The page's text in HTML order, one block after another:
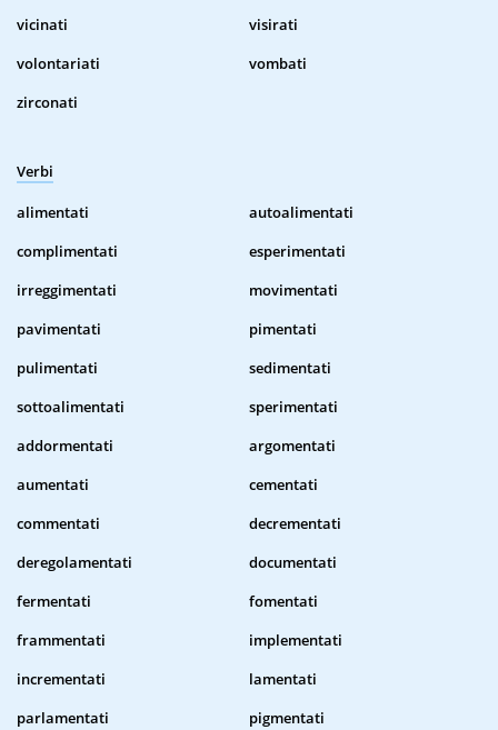
vicinati
visirati
volontariati
vombati
zirconati
Verbi
alimentati
autoalimentati
complimentati
esperimentati
irreggimentati
movimentati
pavimentati
pimentati
pulimentati
sedimentati
sottoalimentati
sperimentati
addormentati
argomentati
aumentati
cementati
commentati
decrementati
deregolamentati
documentati
fermentati
fomentati
frammentati
implementati
incrementati
lamentati
parlamentati
pigmentati